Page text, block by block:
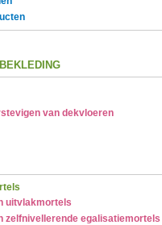
van dekvloeren
uitvlakmortels
zelfnivellerende egalisatiemortels